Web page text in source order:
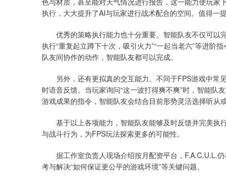
执行，大大提升了AI与玩家进行战术配合的空间。值得一
优秀的策略执行能力也十分重要。智能队友不仅可以
执行“重复起立蹲下十次，吸引火力”“一起当老六”等进阶
队友间协作的动作，智能队友都可以完成。
另外，还有更拟真的交互能力。不同于FPS游戏中常
时语音反馈。当玩家询问“这一波打得爽不爽”时，智能队
游戏成果的指令，智能队友会结合目前形势灵活选择听从或
基于以上各项能力，智能队友能够及时反馈并完美执
与战斗行为，为FPS玩法探索更多的可能性。
据工作室负责人现场介绍按月配资平台，F.A.C.U.L.仍
考与解决“如何保证更公平的游戏环境”等关键问题。